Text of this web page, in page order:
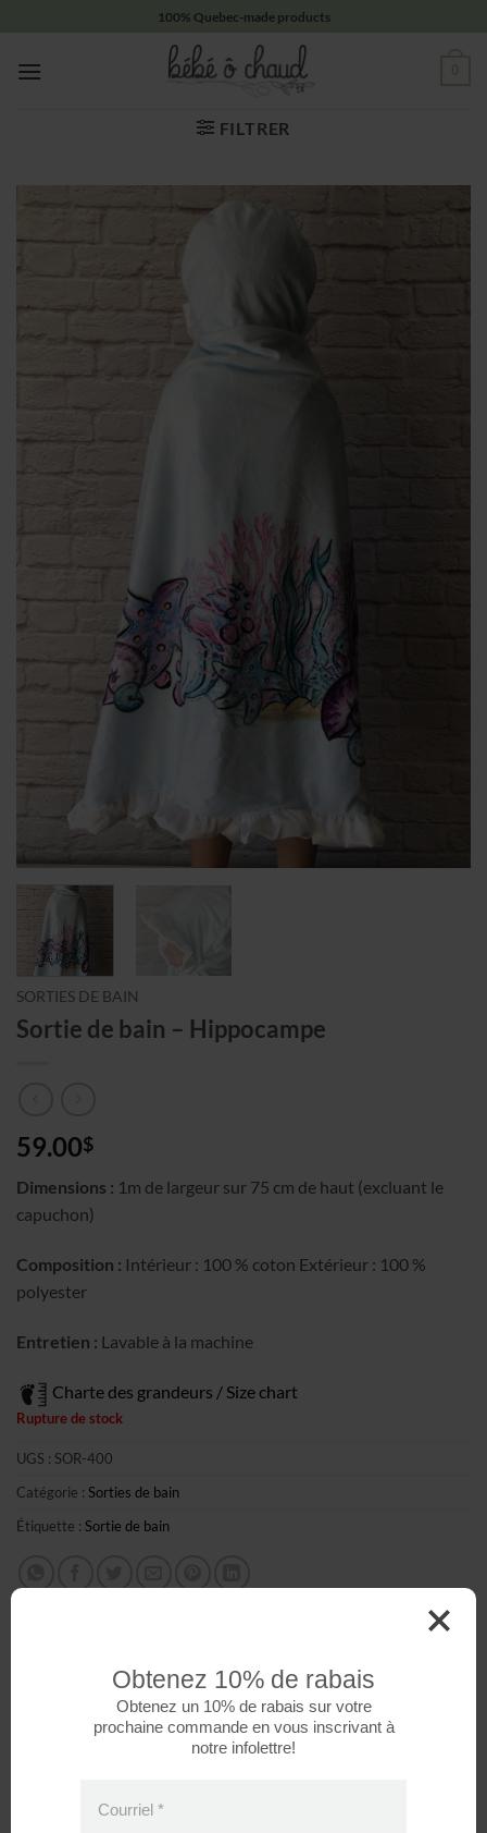
contenu
100% Quebec-made products
FILTRER
SORTIES DE BAIN
Sortie de bain – Hippocampe
59.00$
Dimensions : 1m de largeur sur 75 cm de haut (excluant le
capuchon)
Composition : Intérieur : 100 % coton Extérieur : 100 %
polyester
Entretien : Lavable à la machine
Charte des grandeurs / Size chart
Rupture de stock
UGS : SOR-400
Catégorie : Sorties de bain
Étiquette : Sortie de bain
Complice d’une heure de bain agréable, ce produit se
doublure intérieure très douce en ratine de coton est
Obtenez 10% de rabais
Obtenez un 10% de rabais sur votre
prochaine commande en vous inscrivant à
notre infolettre!
Courriel *